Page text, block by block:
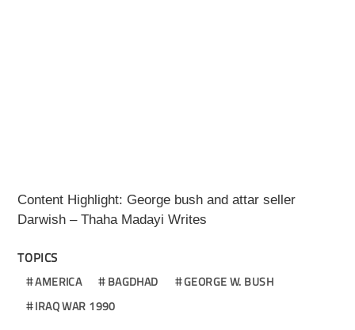
Content Highlight: George bush and attar seller
Darwish – Thaha Madayi Writes
TOPICS
AMERICA BAGDHAD
GEORGE W. BUSH
IRAQ WAR 1990